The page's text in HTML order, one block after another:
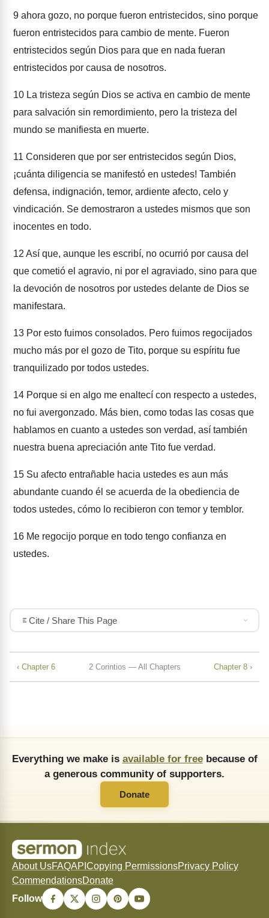
9 ahora gozo, no porque fueron entristecidos, sino porque
fueron entristecidos para cambio de mente. Fueron
entristecidos según Dios para que en nada fueran
entristecidos por causa de nosotros.
10 La tristeza según Dios se activa en cambio de mente
para salvación sin remordimiento, pero la tristeza del
mundo se manifiesta en muerte.
11 Consideren que por ser entristecidos según Dios,
¡cuánta diligencia se manifestó en ustedes! También
defensa, indignación, temor, ardiente afecto, celo y
vindicación. Se demostraron a ustedes mismos que son
inocentes en todo.
12 Así que, aunque les escribí, no ocurrió por causa del
que cometió el agravio, ni por el agraviado, sino para que
la devoción de nosotros por ustedes delante de Dios se
manifestara.
13 Por esto fuimos consolados. Pero fuimos regocijados
mucho más por el gozo de Tito, porque su espíritu fue
tranquilizado por todos ustedes.
14 Porque si en algo me enaltecí con respecto a ustedes,
no fui avergonzado. Más bien, como todas las cosas que
hablamos en cuanto a ustedes son verdad, así también
nuestra buena apreciación ante Tito fue verdad.
15 Su afecto entrañable hacia ustedes es aun más
abundante cuando él se acuerda de la obediencia de
todos ustedes, cómo lo recibieron con temor y temblor.
16 Me regocijo porque en todo tengo confianza en
ustedes.
Cite / Share This Page
‹ Chapter 6 2 Corintios — All Chapters Chapter 8 ›
Everything we make is available for freebecause of
a generous community of supporters.
Donate
About UsFAQAPI Copying PermissionsPrivacy Policy
CommendationsDonate
Follow